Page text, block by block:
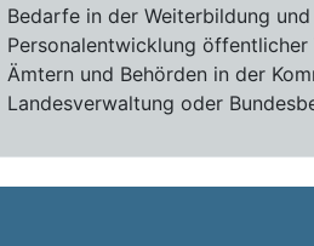
Bedarfe in der Weiterbildung und
Personalentwicklung öffentlicher
Ämtern und Behörden in der
Landesverwaltung oder